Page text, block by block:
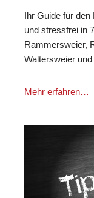
Ihr Guide für
und stressfrei in
Rammersweier,
Waltersweier
Mehr erfahren…